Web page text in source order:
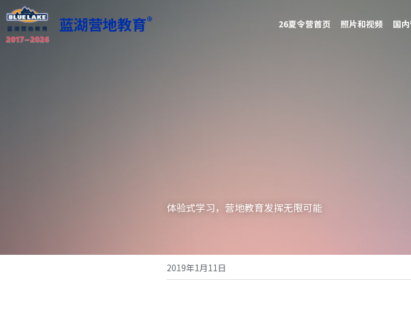
蓝湖营地教育® 26夏令营首页 照片和视频 国
体验式学习，营地教育发挥无限可能
2019年1月11日